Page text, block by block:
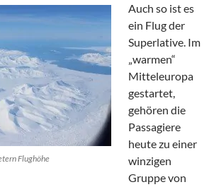
Flughöhe
Auch so ist es
ein Flug der
Superlative. Im
„warmen“
Mitteleuropa
gestartet,
gehören die
Passagiere
heute zu einer
winzigen
Gruppe von